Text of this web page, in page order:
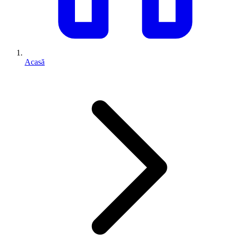
Acasă